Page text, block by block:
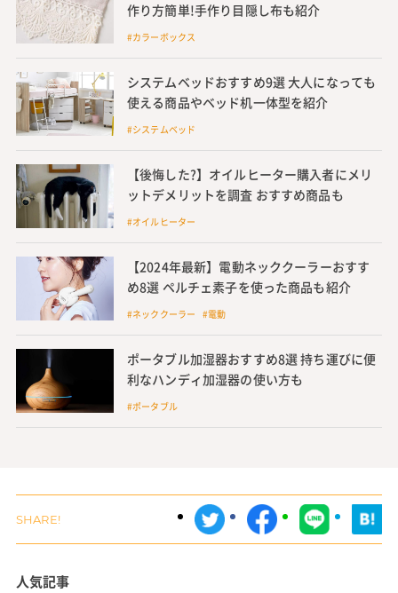
作り方簡単!手作り目隠し布も紹介
#カラーボックス
システムベッドおすすめ9選 大人になっても
使える商品やベッド机一体型を紹介
#システムベッド
【後悔した?】オイルヒーター購入者にメリ
ットデメリットを調査 おすすめ商品も
#オイルヒーター
【2024年最新】電動ネッククーラーおすす
め8選 ペルチェ素子を使った商品も紹介
#ネッククーラー #電動
ポータブル加湿器おすすめ8選 持ち運びに便
利なハンディ加湿器の使い方も
#ポータブル
人気記事